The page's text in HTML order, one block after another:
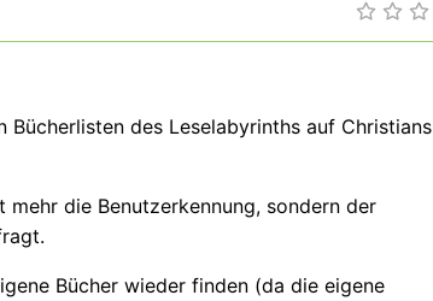
Bücherlisten des Leselabyrinths auf Christians
die Benutzerkennung, sondern der
Bücher wieder finden (da die eigene